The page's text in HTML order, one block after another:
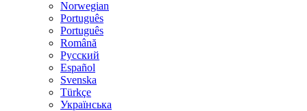
Norwegian
Português
Português
Română
Русский
Español
Svenska
Türkçe
Українська